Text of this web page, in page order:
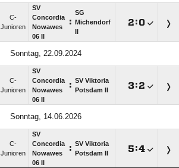
C-
Junioren
SV
Concordia
Nowawes
06 II
:
SG
Michendorf
:
Sonntag, 22.09.2024
C-
Junioren
SV
Concordia
Nowawes
06 II
: SV Viktoria
Potsdam II
:
Sonntag, 14.06.2026
C-
Junioren
SV
Concordia
Nowawes
06 II
: SV Viktoria
Potsdam II
: